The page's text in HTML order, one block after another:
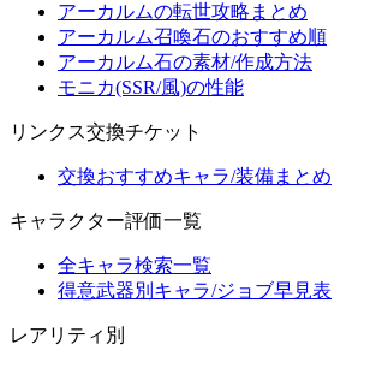
アーカルムの転世攻略まとめ
アーカルム召喚石のおすすめ順
アーカルム石の素材/作成方法
モニカ(SSR/風)の性能
リンクス交換チケット
交換おすすめキャラ/装備まとめ
キャラクター評価一覧
全キャラ検索一覧
得意武器別キャラ/ジョブ早見表
レアリティ別